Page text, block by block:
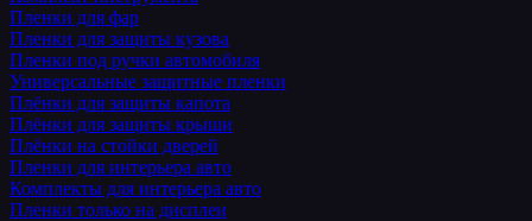
Пленки для фар
Пленки для защиты кузова
Пленки под ручки автомобиля
Универсальные защитные пленки
Плёнки для защиты капота
Плёнки для защиты крыши
Плёнки на стойки дверей
Пленки для интерьера авто
Комплекты для интерьера авто
Пленки только на дисплеи